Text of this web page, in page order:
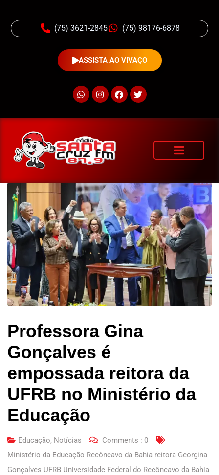
(75) 3621-2845 (75) 98176-6878
ASSISTA AO VIVAÇO
Professora Gina
Gonçalves é
empossada reitora da
UFRB no Ministério da
Educação
Educação, Notícias Comments : 0
Ministério da Educação Recôncavo da Bahia reitora Georgina
Gonçalves UFRB Universidade Federal do Recôncavo da Bahia